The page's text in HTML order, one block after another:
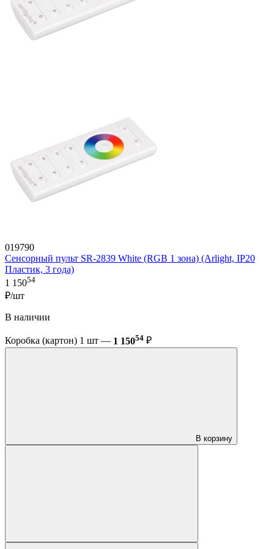
019790
Сенсорный пульт SR-2839 White (RGB 1 зона) (Arlight, IP20
Пластик, 3 года)
1 15054
₽/шт
В наличии
Коробка (картон) 1 шт — 1 15054 ₽
В корзину